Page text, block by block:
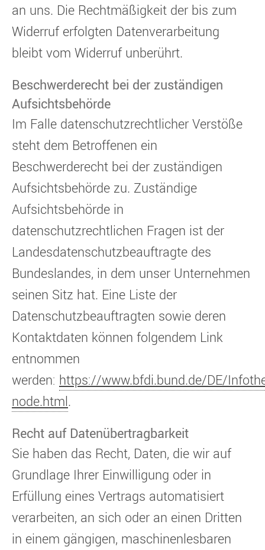
an uns. Die Rechtmäßigkeit der bis zum
Widerruf erfolgten Datenverarbeitung
bleibt vom Widerruf unberührt.
Beschwerderecht bei der zuständigen
Aufsichtsbehörde
Im Falle datenschutzrechtlicher Verstöße
steht dem Betroffenen ein
Beschwerderecht bei der zuständigen
Aufsichtsbehörde zu. Zuständige
Aufsichtsbehörde in
datenschutzrechtlichen Fragen ist der
Landesdatenschutzbeauftragte des
Bundeslandes, in dem unser Unternehmen
seinen Sitz hat. Eine Liste der
Datenschutzbeauftragten sowie deren
Kontaktdaten können folgendem Link
entnommen
werden: https://www.bfdi.bund.de/DE/
node.html.
Recht auf Datenübertragbarkeit
Sie haben das Recht, Daten, die wir auf
Grundlage Ihrer Einwilligung oder in
Erfüllung eines Vertrags automatisiert
verarbeiten, an sich oder an einen Dritten
in einem gängigen, maschinenlesbaren